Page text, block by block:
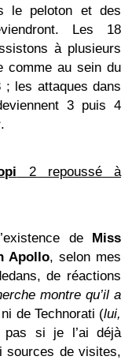
le peloton et des
Les 18
à plusieurs
comme au sein du
; les attaques dans
3 puis 4
.
2 repoussé à
de Miss
Apollo, selon mes
de réactions
montre qu’il a
de Technorati (lui,
si je l’ai déjà
sources de visites,